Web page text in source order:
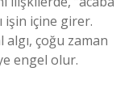
işin içine girer.
çoğu zaman
engel olur.